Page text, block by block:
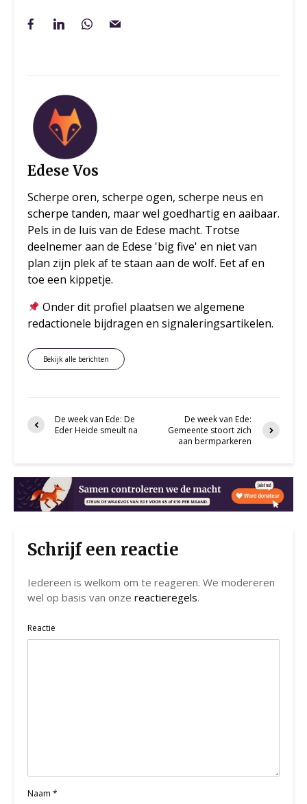
Edese Vos
Scherpe oren, scherpe ogen, scherpe neus en
scherpe tanden, maar wel goedhartig en aaibaar.
Pels in de luis van de Edese macht. Trotse
deelnemer aan de Edese 'big five' en niet van
plan zijn plek af te staan aan de wolf. Eet af en
toe een kippetje.
Onder dit profiel plaatsen we algemene
redactionele bijdragen en signaleringsartikelen.
Bekijk alle berichten
De week van Ede: De
Eder Heide smeult na
De week van Ede:
Gemeente stoort zich
aan bermparkeren
Schrijf een reactie
Iedereen is welkom om te reageren. We modereren
wel op basis van onze reactieregels.
Reactie
Naam *